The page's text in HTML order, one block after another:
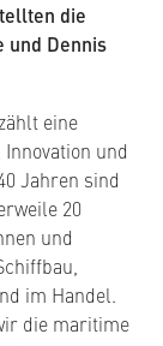
die
und Dennis
eine
und
Jahren sind
20
und
im Handel.
die maritime